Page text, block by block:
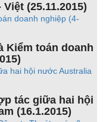
(25.11.2015)
Kiểm toán doanh
tác giữa hai hội
(16.1.2015)